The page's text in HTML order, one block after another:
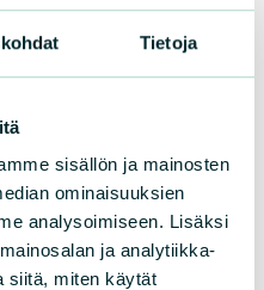
Tietoja
sisällön ja mainosten
ominaisuuksien
analysoimiseen. Lisäksi
ja analytiikka-
siitä, miten käytät
vauhdilla
Sarasuon
yli odotusten.
ja ojitettu suo
vetiseksi
luonnon